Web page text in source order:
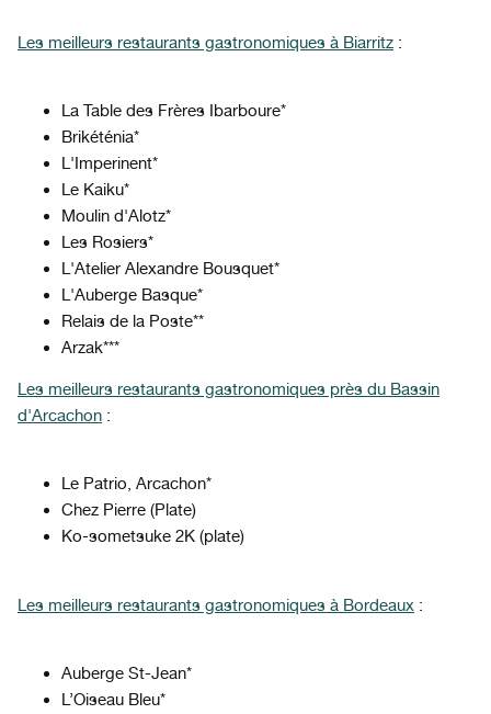
Les meilleurs restaurants gastronomiques à Biarritz :
La Table des Frères Ibarboure*
Brikéténia*
L'Imperinent*
Le Kaiku*
Moulin d'Alotz*
Les Rosiers*
L'Atelier Alexandre Bousquet*
L'Auberge Basque*
Relais de la Poste**
Arzak***
Les meilleurs restaurants gastronomiques près du Bassin
d'Arcachon :
Le Patrio, Arcachon*
Chez Pierre (Plate)
Ko-sometsuke 2K (plate)
Les meilleurs restaurants gastronomiques à Bordeaux :
Auberge St-Jean*
L’Oiseau Bleu*